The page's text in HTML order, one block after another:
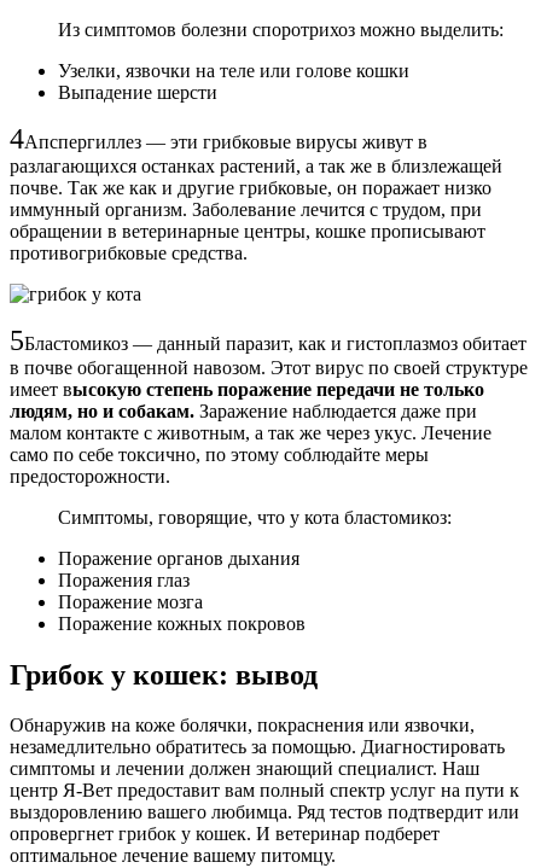
Из симптомов болезни споротрихоз можно выделить:
Узелки, язвочки на теле или голове кошки
Выпадение шерсти
4Апспергиллез — эти грибковые вирусы живут в
разлагающихся останках растений, а так же в близлежащей
почве. Так же как и другие грибковые, он поражает низко
иммунный организм. Заболевание лечится с трудом, при
обращении в ветеринарные центры, кошке прописывают
противогрибковые средства.
5Бластомикоз — данный паразит, как и гистоплазмоз обитает
в почве обогащенной навозом. Этот вирус по своей структуре
имеет высокую степень поражение передачи не только
людям, но и собакам. Заражение наблюдается даже при
малом контакте с животным, а так же через укус. Лечение
само по себе токсично, по этому соблюдайте меры
предосторожности.
Симптомы, говорящие, что у кота бластомикоз:
Поражение органов дыхания
Поражения глаз
Поражение мозга
Поражение кожных покровов
Грибок у кошек: вывод
Обнаружив на коже болячки, покраснения или язвочки,
незамедлительно обратитесь за помощью. Диагностировать
симптомы и лечении должен знающий специалист. Наш
центр Я-Вет предоставит вам полный спектр услуг на пути к
выздоровлению вашего любимца. Ряд тестов подтвердит или
опровергнет грибок у кошек. И ветеринар подберет
оптимальное лечение вашему питомцу.